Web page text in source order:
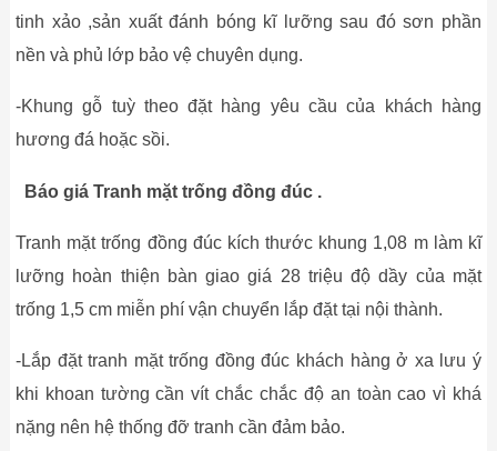
tinh xảo ,sản xuất đánh bóng kĩ lưỡng sau đó sơn phần
nền và phủ lớp bảo vệ chuyên dụng.
-Khung gỗ tuỳ theo đặt hàng yêu cầu của khách hàng
hương đá hoặc sồi.
Báo giá Tranh mặt trống đồng đúc .
Tranh mặt trống đồng đúc kích thước khung 1,08 m làm kĩ
lưỡng hoàn thiện bàn giao giá 28 triệu độ dầy của mặt
trống 1,5 cm miễn phí vận chuyển lắp đặt tại nội thành.
-Lắp đặt tranh mặt trống đồng đúc khách hàng ở xa lưu ý
khi khoan tường cần vít chắc chắc độ an toàn cao vì khá
nặng nên hệ thống đỡ tranh cần đảm bảo.